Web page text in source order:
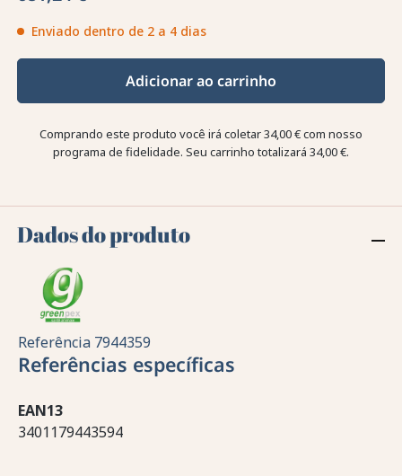
Enviado dentro de 2 a 4 dias
Adicionar ao carrinho
Comprando este produto você irá coletar34,00 €com nosso
programa de fidelidade. Seu carrinho totalizará 34,00 €.
Dados do produto
Referência 7944359
Referências específicas
EAN13
3401179443594